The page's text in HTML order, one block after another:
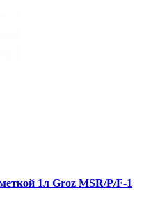
1л Groz MSR/P/F-1